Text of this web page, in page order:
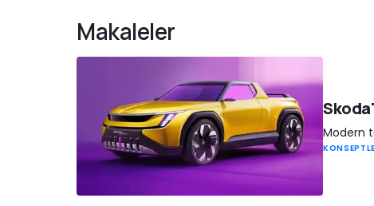
Makaleler
Modern